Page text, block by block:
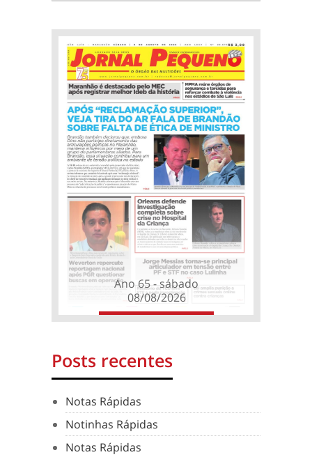
Ano 65 - sábado
08/08/2026
Posts recentes
Notas Rápidas
Notinhas Rápidas
Notas Rápidas